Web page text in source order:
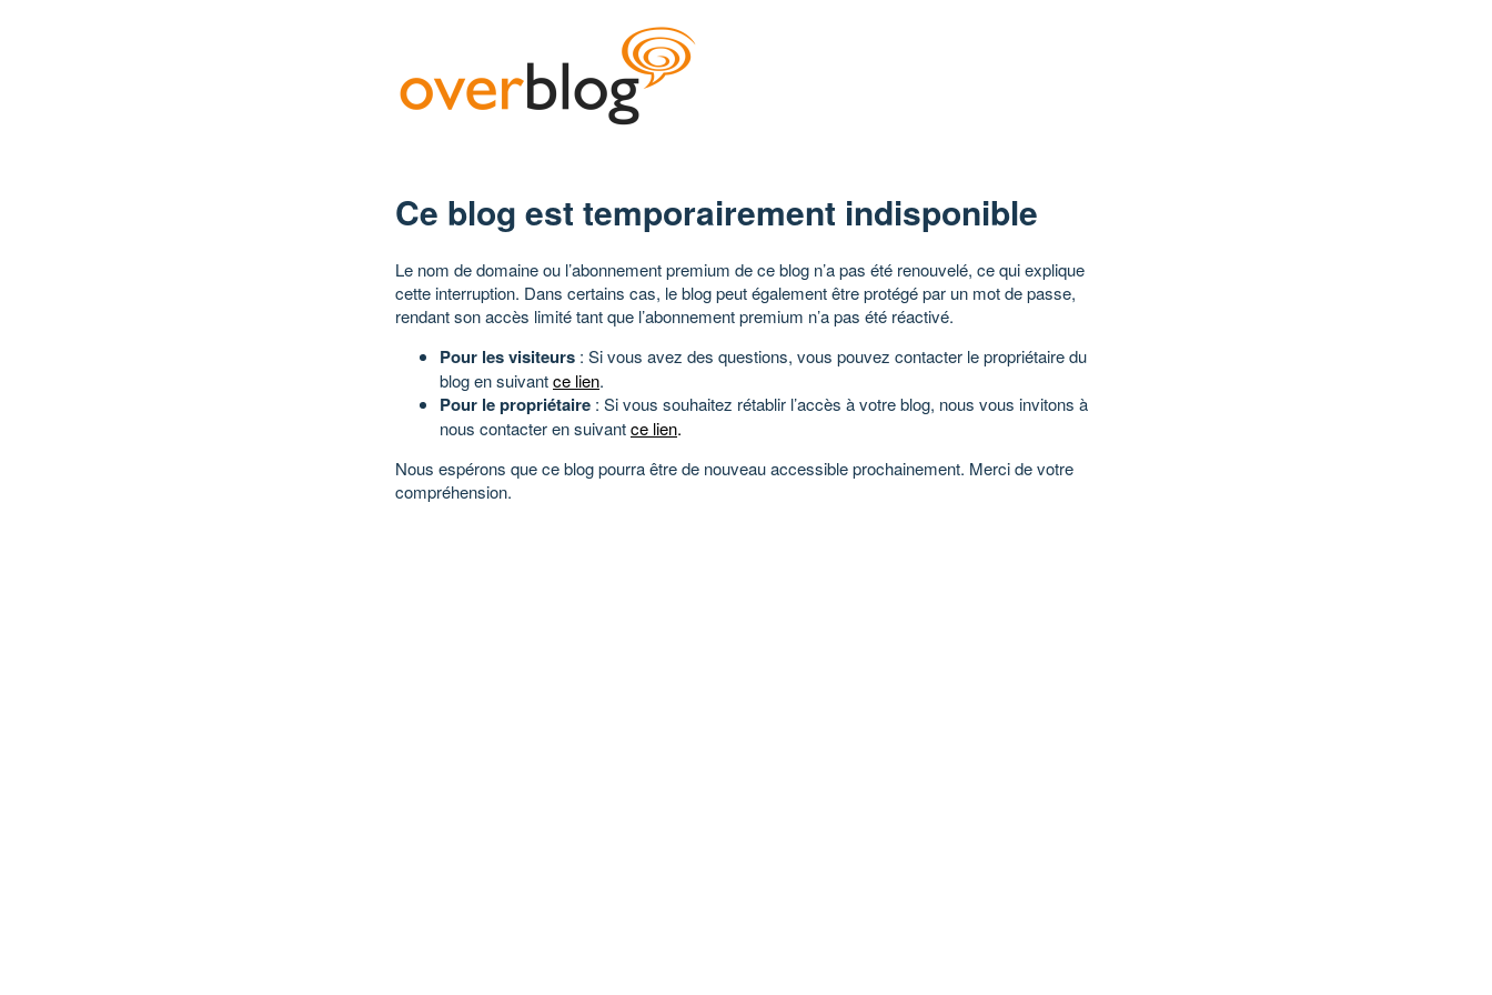
Ce blog est temporairement indisponible
Le nom de domaine ou l’abonnement premium de ce blog n’a pas été renouvelé, ce qui explique
cette interruption. Dans certains cas, le blog peut également être protégé par un mot de passe,
rendant son accès limité tant que l’abonnement premium n’a pas été réactivé.
Pour les visiteurs : Si vous avez des questions, vous pouvez contacter le propriétaire du
blog en suivantce lien.
Pour le propriétaire : Si vous souhaitez rétablir l’accès à votre blog, nous vous invitons à
nous contacter en suivantce lien.
Nous espérons que ce blog pourra être de nouveau accessible prochainement. Merci de votre
compréhension.